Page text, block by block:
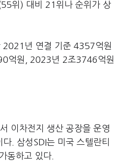
위) 대비 21위나 순위가 상
2021년 연결 기준 4357억원
억원, 2023년 2조3746억원
이차전지 생산 공장을 운영
. 삼성SDI는 미국 스텔란티
동하고 있다.